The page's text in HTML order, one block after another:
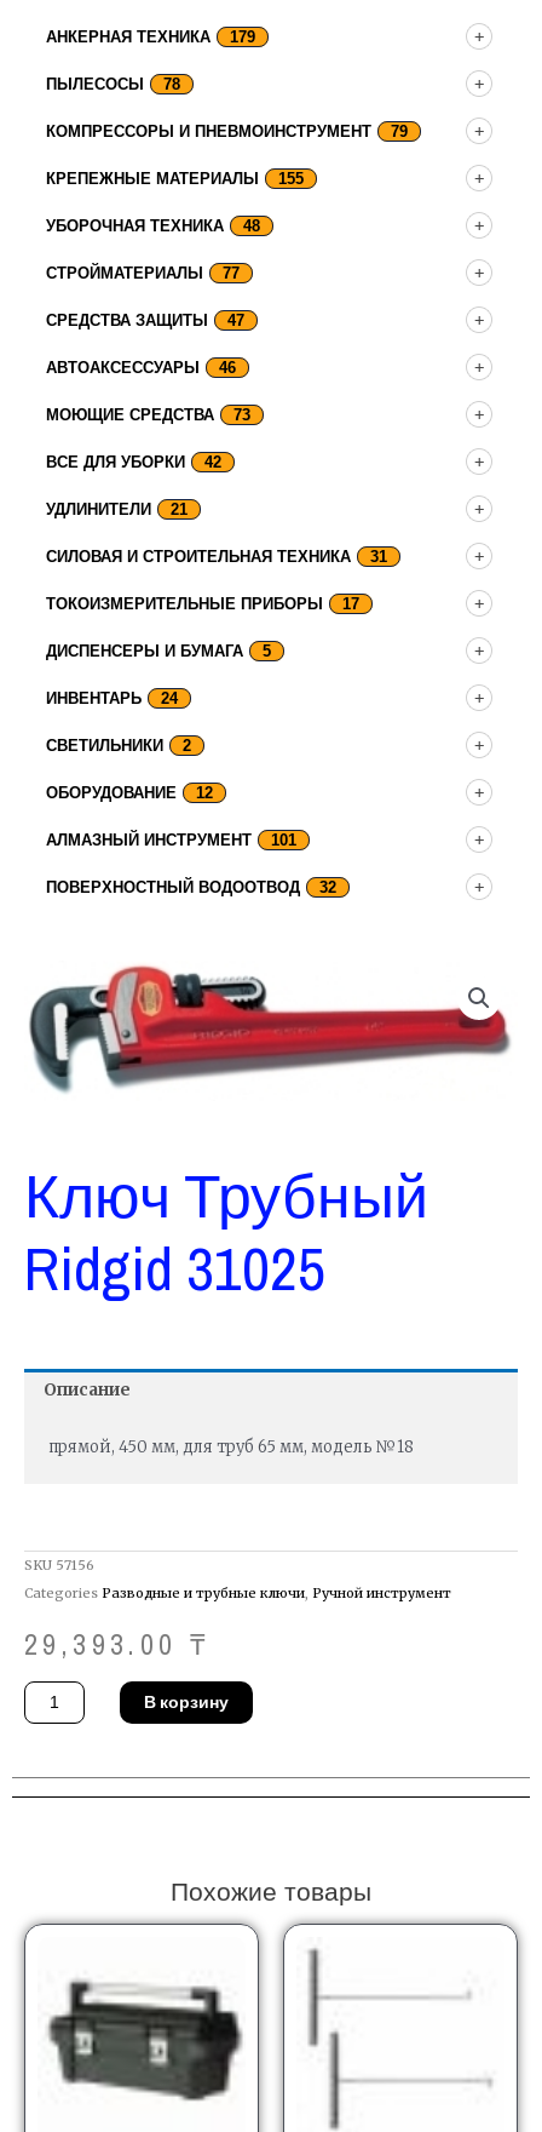
АНКЕРНАЯ ТЕХНИКА 179
ПЫЛЕСОСЫ 78
КОМПРЕССОРЫ И ПНЕВМОИНСТРУМЕНТ 79
КРЕПЕЖНЫЕ МАТЕРИАЛЫ 155
УБОРОЧНАЯ ТЕХНИКА 48
СТРОЙМАТЕРИАЛЫ 77
СРЕДСТВА ЗАЩИТЫ 47
АВТОАКСЕССУАРЫ 46
МОЮЩИЕ СРЕДСТВА 73
ВСЕ ДЛЯ УБОРКИ 42
УДЛИНИТЕЛИ 21
СИЛОВАЯ И СТРОИТЕЛЬНАЯ ТЕХНИКА 31
ТОКОИЗМЕРИТЕЛЬНЫЕ ПРИБОРЫ 17
ДИСПЕНСЕРЫ И БУМАГА 5
ИНВЕНТАРЬ 24
СВЕТИЛЬНИКИ 2
ОБОРУДОВАНИЕ 12
АЛМАЗНЫЙ ИНСТРУМЕНТ 101
ПОВЕРХНОСТНЫЙ ВОДООТВОД 32
Ключ Трубный
Ridgid 31025
Описание
прямой, 450 мм, для труб 65 мм, модель №18
SKU 57156
Categories Разводные и трубные ключи, Ручной инструмент
29,393.00 ₸
Количество
товара
Ключ
В корзину
Похожие товары